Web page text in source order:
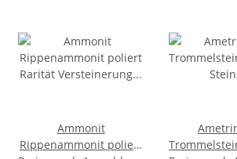
Ammonit
Rippenammonit poliert